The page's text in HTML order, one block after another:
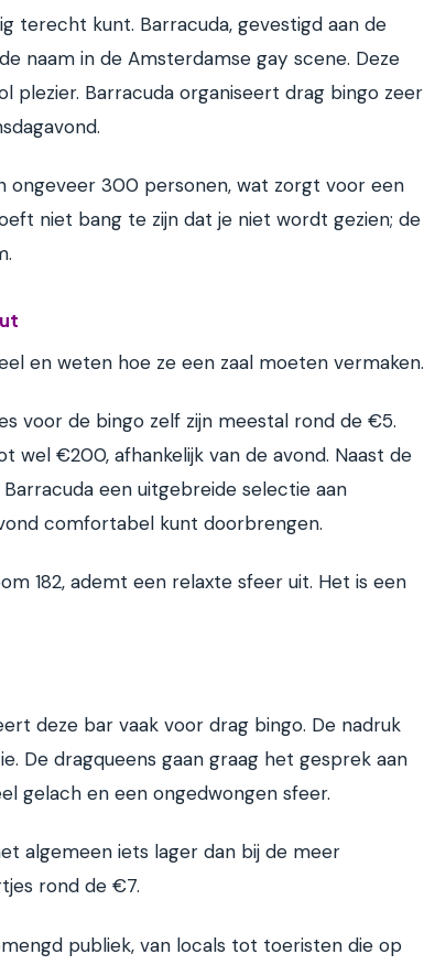
terecht kunt. Barracuda, gevestigd aan de
naam in de Amsterdamse gay scene. Deze
plezier. Barracuda organiseert drag bingo zeer
ongeveer 300 personen, wat zorgt voor een
niet bang te zijn dat je niet wordt gezien; de
en weten hoe ze een zaal moeten vermaken.
voor de bingo zelf zijn meestal rond de €5.
wel €200, afhankelijk van de avond. Naast de
een uitgebreide selectie aan
comfortabel kunt doorbrengen.
182, ademt een relaxte sfeer uit. Het is een
deze bar vaak voor drag bingo. De nadruk
De dragqueens gaan graag het gesprek aan
gelach en een ongedwongen sfeer.
algemeen iets lager dan bij de meer
rond de €7.
publiek, van locals tot toeristen die op